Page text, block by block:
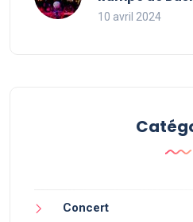
10 avril 2024
Concert